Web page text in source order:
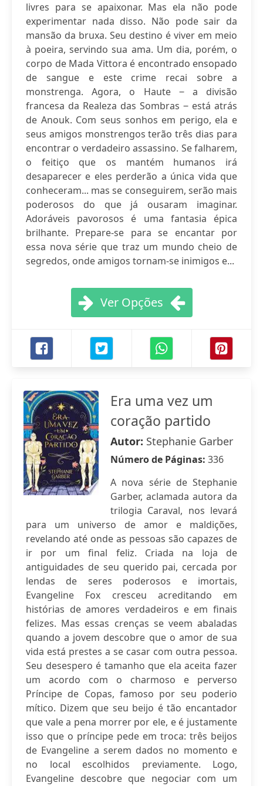
livres para se apaixonar. Mas ela não pode
experimentar nada disso. Não pode sair da
mansão da bruxa. Seu destino é viver em meio
à poeira, servindo sua ama. Um dia, porém, o
corpo de Mada Vittora é encontrado ensopado
de sangue e este crime recai sobre a
monstrenga. Agora, o Haute ‒ a divisão
francesa da Realeza das Sombras ‒ está atrás
de Anouk. Com seus sonhos em perigo, ela e
seus amigos monstrengos terão três dias para
encontrar o verdadeiro assassino. Se falharem,
o feitiço que os mantém humanos irá
desaparecer e eles perderão a única vida que
conheceram... mas se conseguirem, serão mais
poderosos do que já ousaram imaginar.
Adoráveis pavorosos é uma fantasia épica
brilhante. Prepare-se para se encantar por
essa nova série que traz um mundo cheio de
segredos, onde amigos tornam-se inimigos e...
Ver Opções
Era uma vez um
coração partido
Autor: Stephanie Garber
Número de Páginas: 336
A nova série de Stephanie
Garber, aclamada autora da
trilogia Caraval, nos levará
para um universo de amor e maldições,
revelando até onde as pessoas são capazes de
ir por um final feliz. Criada na loja de
antiguidades de seu querido pai, cercada por
lendas de seres poderosos e imortais,
Evangeline Fox cresceu acreditando em
histórias de amores verdadeiros e em finais
felizes. Mas essas crenças se veem abaladas
quando a jovem descobre que o amor de sua
vida está prestes a se casar com outra pessoa.
Seu desespero é tamanho que ela aceita fazer
um acordo com o charmoso e perverso
Príncipe de Copas, famoso por seu poderio
mítico. Dizem que seu beijo é tão encantador
que vale a pena morrer por ele, e é justamente
isso que o príncipe pede em troca: três beijos
de Evangeline a serem dados no momento e
no local escolhidos previamente. Logo,
Evangeline descobre que negociar com um